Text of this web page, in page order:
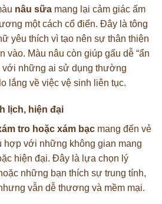
nâu sữa mang lại cảm giác ấm
một cách cổ điển. Đây là tông
yêu thích vì tạo nên sự thân thiện
vào. Màu nâu còn giúp gấu dễ “ẩn
với những ai sử dụng thường
lắng về việc vệ sinh liên tục.
lịch, hiện đại
tro hoặc xám bạc mang đến vẻ
hợp với những không gian mang
hiện đại. Đây là lựa chọn lý
những bạn thích sự trung tính,
vẫn dễ thương và mềm mại.